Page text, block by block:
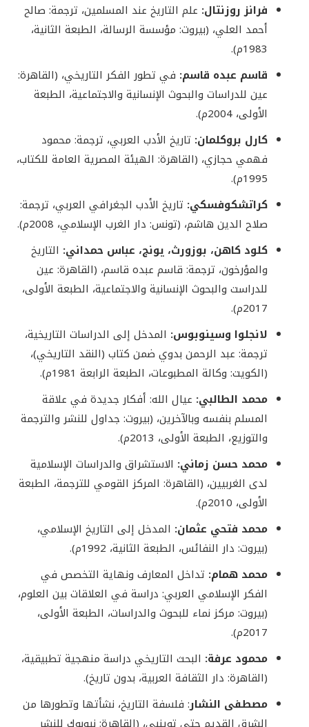
فرانز روزنتال: علم التاريخ عند المسلمين، ترجمة: صالح
أحمد العلي، (بيروت: مؤسسة الرسالة، الطبعة الثانية،
1983م).
قاسم عبده قاسم: في تطور الفكر التاريخي، (القاهرة:
عين للدراسات والبحوث الإنسانية والاجتماعية، الطبعة
الأولى، 2004م).
كارل بروكلمان: تاريخ الأدب العربي، ترجمة: محمود
فهمي حجازي، (القاهرة: الهيئة المصرية العامة للكتاب،
1995م).
كراتشكوفسكي: تاريخ الأدب الجغرافي العربي، ترجمة:
صلاح الدين هاشم، (تونس: دار الغرب الإسلامي، 2008م).
كلود كاهن، بوزورث، يونج، عباس حمداني: التاريخ
والمؤرخون، ترجمة: قاسم عبده قاسم، (القاهرة: عين
للدراست والبحوث الإنسانية والاجتماعية، الطبعة الأولى،
2017م).
لانجلوا وسينوبوس: المدخل إلى الدراسات التاريخية،
ترجمة: عبد الرحمن بدوي ضمن كتاب (النقد التاريخي)،
(الكويت: وكالة المطبوعات، الطبعة الرابعة 1981م).
محمد الطالبي: عيال الله: أفكار جديدة في علاقة
المسلم بنفسه وبالآخرين، (بيروت: جداول للنشر والترجمة
والتوزيع، الطبعة الأولى، 2013م).
محمد حسن زماني: الاستشراق والدراسات الإسلامية
لدى الغربيين، (القاهرة: المركز القومي للترجمة، الطبعة
الأولى، 2010م).
محمد فتحي عثمان: المدخل إلى التاريخ الإسلامي،
(بيروت: دار النفائس، الطبعة الثانية، 1992م).
محمد همام: تداخل المعارف ونهاية التخصص في
الفكر الإسلامي العربي: دراسة في العلاقات بين العلوم،
(بيروت: مركز نماء للبحوث والدراسات، الطبعة الأولى،
2017م).
محمود عرفة: البحث التاريخي دراسة منهجية تطبيقية،
(القاهرة: دار الثقافة العربية، بدون تاريخ).
مصطفى النشار: فلسفة التاريخ، نشأتها وتطورها من